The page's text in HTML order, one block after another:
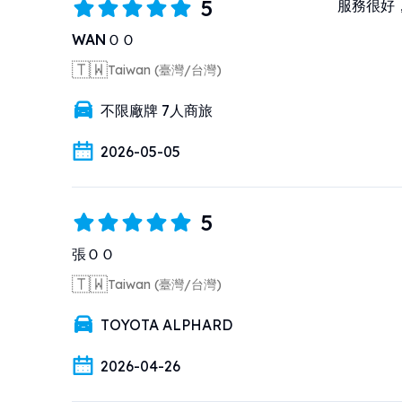
5
WANＯＯ
🇹🇼Taiwan (臺灣/台灣)
不限廠牌 7人商旅
2026-05-05
服務很好
5
張ＯＯ
🇹🇼Taiwan (臺灣/台灣)
TOYOTA ALPHARD
2026-04-26